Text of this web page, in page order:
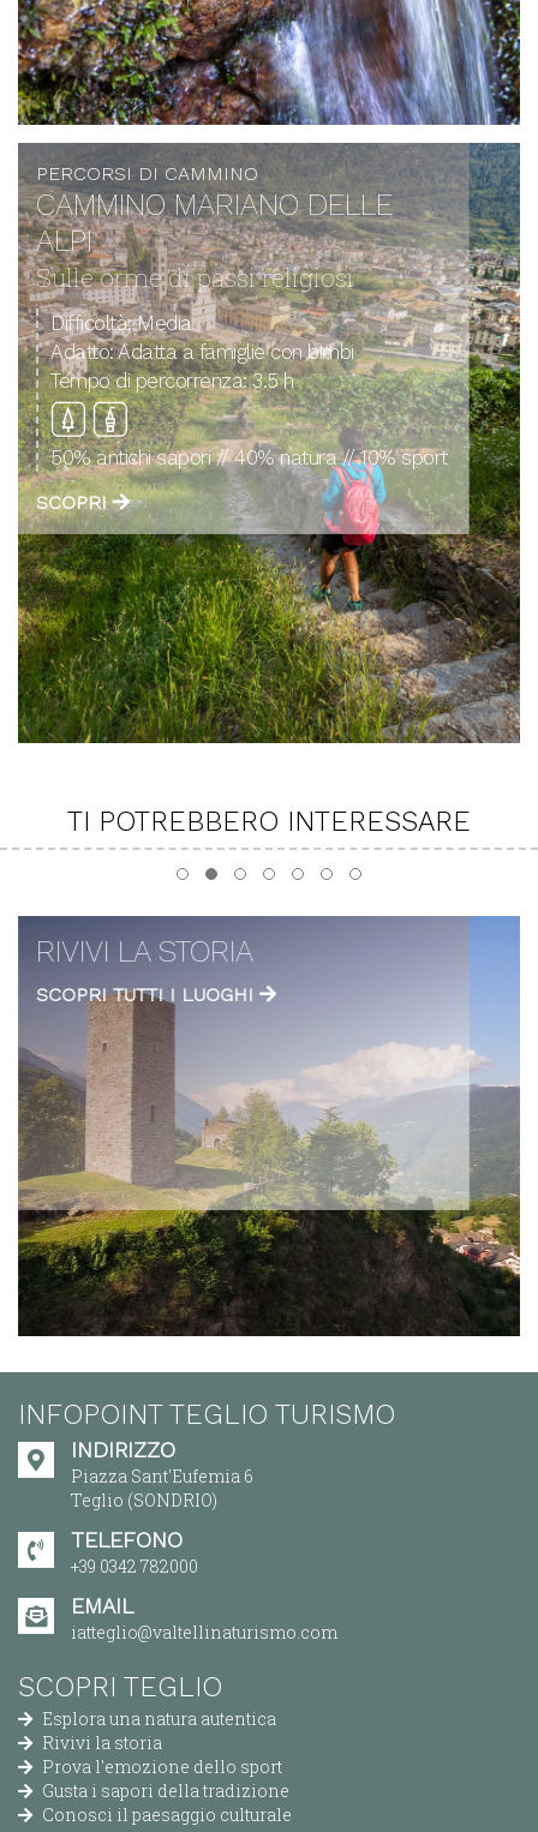
PERCORSI DI CAMMINO
CAMMINO MARIANO DELLE
ALPI
Sulle orme di passi religiosi
Difficoltà:Media
Adatto:Adatta a famiglie con bimbi
Tempo di percorrenza:3.5 h
50% antichi sapori // 40% natura // 10% sport
SCOPRI
TI POTREBBERO INTERESSARE
RIVIVI LA STORIA
SCOPRI TUTTI I LUOGHI
INFOPOINT TEGLIO TURISMO
INDIRIZZO
Piazza Sant'Eufemia 6
Teglio (SONDRIO)
TELEFONO
+39 0342 782000
EMAIL
iatteglio@valtellinaturismo.com
SCOPRI TEGLIO
Esplora una natura autentica
Rivivi la storia
Prova l'emozione dello sport
Gusta i sapori della tradizione
Conosci il paesaggio culturale